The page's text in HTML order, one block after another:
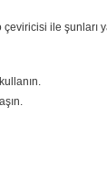
ile şunları